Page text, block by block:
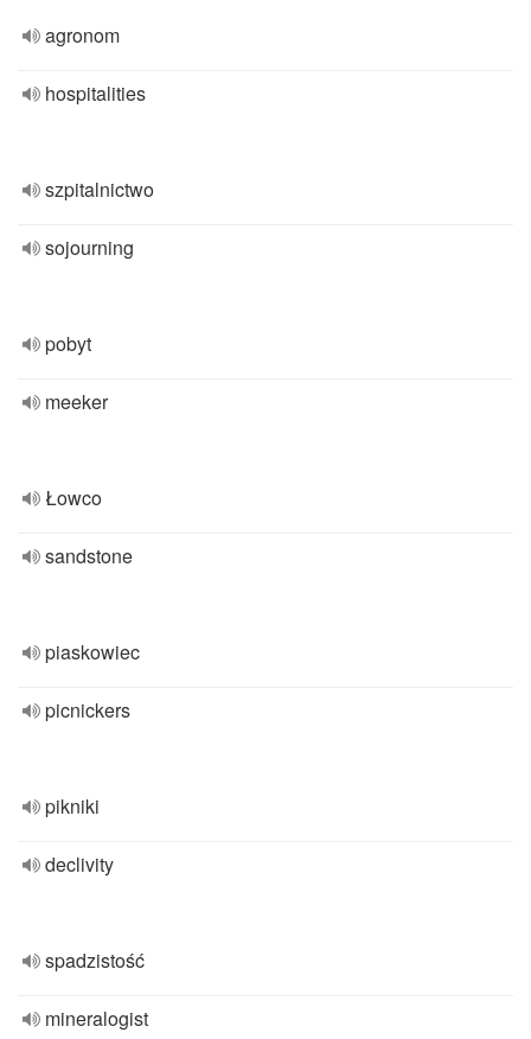
agronom
hospitalities
szpitalnictwo
sojourning
pobyt
meeker
Łowco
sandstone
piaskowiec
picnickers
pikniki
declivity
spadzistość
mineralogist